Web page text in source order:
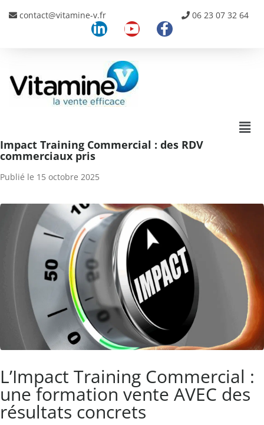
contact@vitamine-v.fr 06 23 07 32 64
Impact Training Commercial : des RDV
commerciaux pris
Publié le 15 octobre 2025
L’Impact Training Commercial :
une formation vente AVEC des
résultats concrets